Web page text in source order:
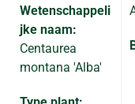
Wetenschappeli
jke naam:
Centaurea
montana 'Alba'